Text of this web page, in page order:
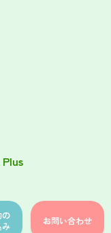
お問い合わせ
の